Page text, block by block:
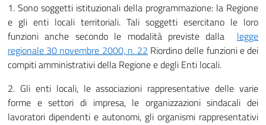
1. Sono soggetti istituzionali della programmazione: la Regione
e gli enti locali territoriali. Tali soggetti esercitano le loro
funzioni anche secondo le modalità previste dalla legge
regionale 30 novembre 2000, n. 22 Riordino delle funzioni e dei
compiti amministrativi della Regione e degli Enti locali.
2. Gli enti locali, le associazioni rappresentative delle varie
forme e settori di impresa, le organizzazioni sindacali dei
lavoratori dipendenti e autonomi, gli organismi rappresentativi